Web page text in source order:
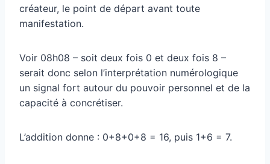
créateur, le point de départ avant toute
manifestation.
Voir 08h08 – soit deux fois 0 et deux fois 8 –
serait donc selon l’interprétation numérologique
un signal fort autour du pouvoir personnel et de la
capacité à concrétiser.
L’addition donne : 0+8+0+8 = 16, puis 1+6 = 7.